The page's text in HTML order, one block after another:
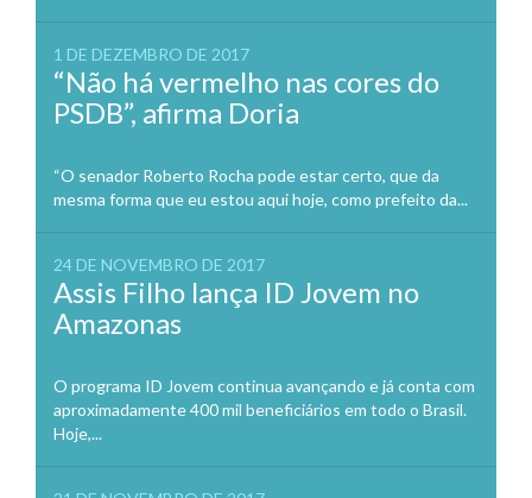
1 DE DEZEMBRO DE 2017
“Não há vermelho nas cores do
PSDB”, afirma Doria
“O senador Roberto Rocha pode estar certo, que da
mesma forma que eu estou aqui hoje, como prefeito da...
24 DE NOVEMBRO DE 2017
Assis Filho lança ID Jovem no
Amazonas
O programa ID Jovem continua avançando e já conta com
aproximadamente 400 mil beneficiários em todo o Brasil.
Hoje,...